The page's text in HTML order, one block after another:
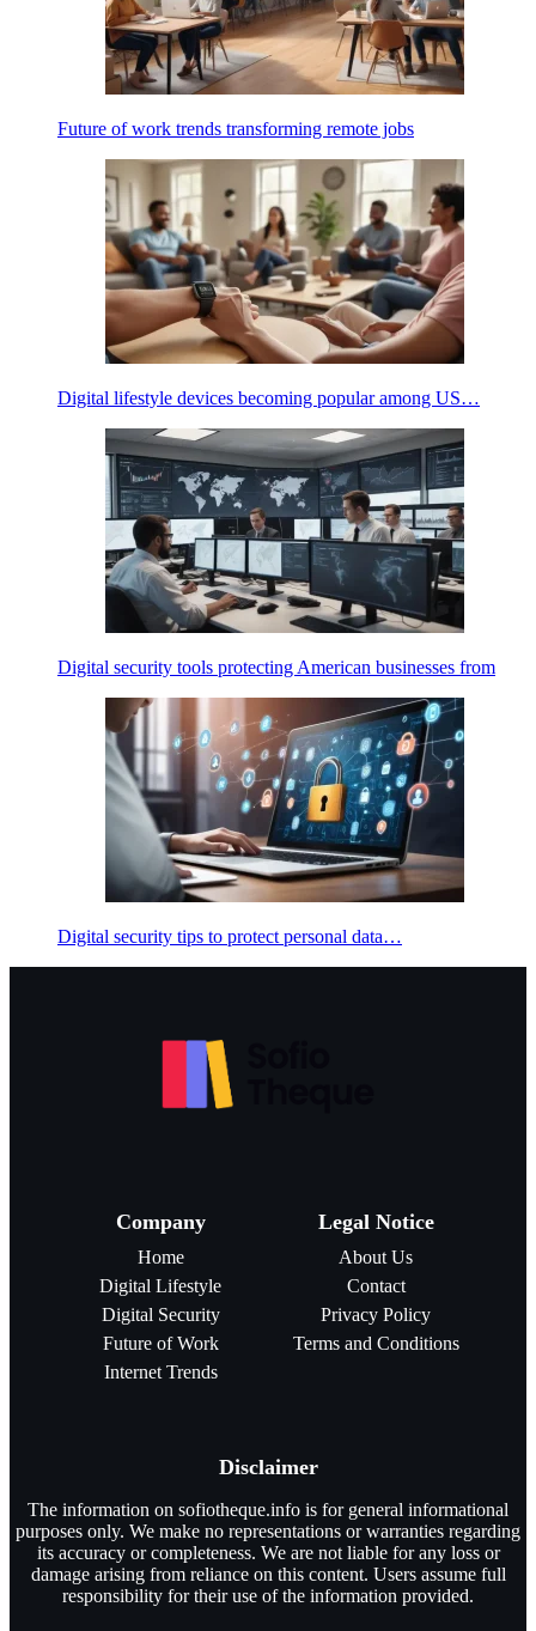
Future of work trends transforming remote jobs
Digital lifestyle devices becoming popular among US…
Digital security tools protecting American businesses from
Digital security tips to protect personal data…
Company
Home
Digital Lifestyle
Digital Security
Future of Work
Internet Trends
Legal Notice
About Us
Contact
Privacy Policy
Terms and Conditions
Disclaimer
The information on sofiotheque.info is for general informational
purposes only. We make no representations or warranties regarding
its accuracy or completeness. We are not liable for any loss or
damage arising from reliance on this content. Users assume full
responsibility for their use of the information provided.